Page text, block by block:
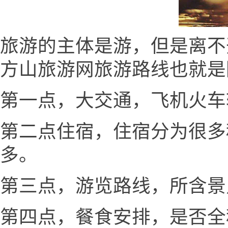
旅游的主体是游，但是离
方山旅游网旅游路线也就
第一点，大交通，飞机火
第二点住宿，住宿分为很
多。
第三点，游览路线，所含
第四点，餐食安排，是否